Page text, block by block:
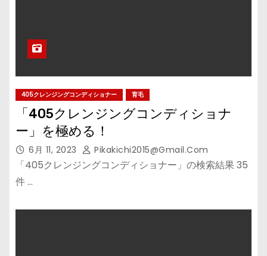
405クレンジングコンディショナー 育毛
「405クレンジングコンディショナ
ー」を極める！
6月 11, 2023 Pikakichi2015@gmail.com
「405クレンジングコンディショナー」の検索結果 35
件 …